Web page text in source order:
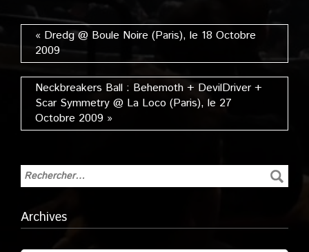
« Dredg @ Boule Noire (Paris), le 18 Octobre
2009
Neckbreakers Ball : Behemoth + DevilDriver +
Scar Symmetry @ La Loco (Paris), le 27
Octobre 2009 »
Archives